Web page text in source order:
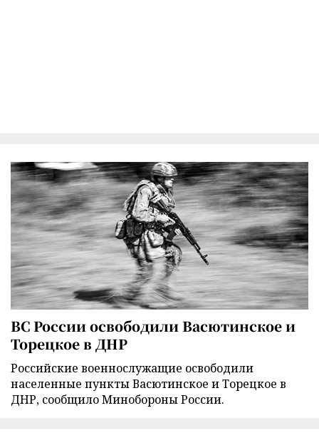
ВС России освободили Васютинское и
Торецкое в ДНР
Российские военнослужащие освободили
населенные пункты Васютинское и Торецкое в
ДНР, сообщило Минобороны России.